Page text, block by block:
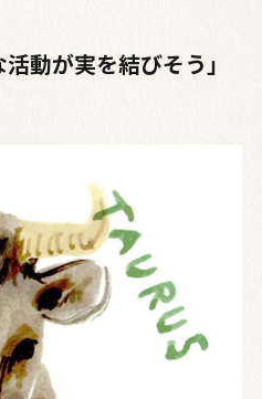
動が実を結びそう」